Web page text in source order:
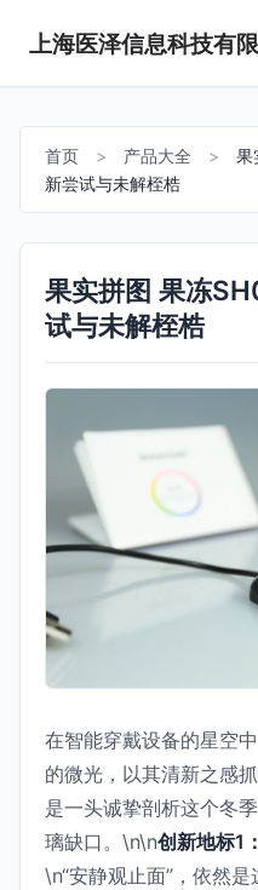
上海医泽信息科技有
首页 > 产品大全 >
果
新尝试与未解桎梏
果实拼图 果冻
试与未解桎梏
在智能穿戴设备的星空
的微光，以其清新之感
是一头诚挚剖析这个冬
璃缺口。\n\n创新地标1
\n“安静观止面”，依然